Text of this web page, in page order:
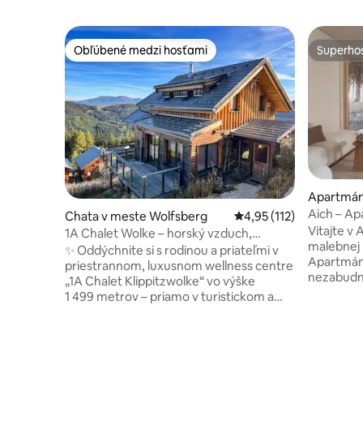
Obľúbené medzi hosťami
Obľúbené medzi hosťami
Chata v meste Wolfsberg Priemerné
4,95 (112)
1A Chalet Wolke – horský vzduch,
turistika a wellness
✨ Oddýchnite si s rodinou a priateľmi v
priestrannom, luxusnom wellness centre
„1A Chalet Klippitzwolke“ vo výške
1 499 metrov – priamo v turistickom a
Aich –
Vitajte v
malebnej